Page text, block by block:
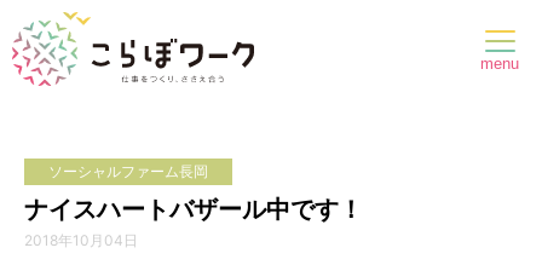
menu
ナイスハートバザール中です！
ソーシャルファーム長岡
2018年10月04日